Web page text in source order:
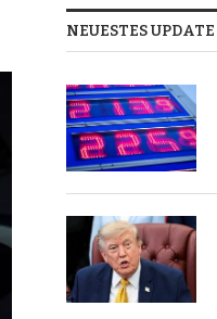
NEUESTES UPDATE